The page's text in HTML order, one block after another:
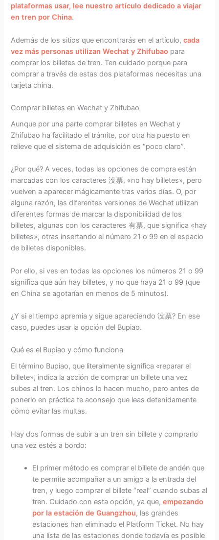
plataformas usar, lee nuestro artículo dedicado a viajar
en tren por China.
Además de los sitios que encontrarás en el artículo,cada
vez más personas utilizan Wechat y Zhifubao para
comprar los billetes de tren. Ten cuidado porque para
comprar a través de estas dos plataformas necesitas una
tarjeta china.
Comprar billetes en Wechat y Zhifubao
Aunque por una parte comprar billetes en Wechat y
Zhifubao ha facilitado el trámite, por otra ha puesto en
relieve que el sistema de adquisición es “poco claro”.
¿Por qué? A veces, todas las opciones de compra están
marcadas con los caracteres 没票, «no hay billetes», pero
vuelven a aparecer mágicamente tras varios días. O, por
alguna razón, las diferentes versiones de Wechat utilizan
diferentes formas de marcar la disponibilidad de los
billetes, algunas con los caracteres 有票, que significa «hay
billetes», otras insertando el número 21 o 99 en el espacio
de billetes disponibles.
Por ello, si ves en todas las opciones los números 21 o 99
significa que aún hay billetes, y no que haya 21 o 99 (que
en China se agotarían en menos de 5 minutos).
¿Y si el tiempo apremia y sigue apareciendo 没票? En ese
caso, puedes usar la opción del Bupiao.
Qué es el Bupiao y cómo funciona
El término Bupiao, que literalmente significa «reparar el
billete», indica la acción de comprar un billete una vez
subes al tren. Los chinos lo hacen mucho, pero antes de
ponerlo en práctica te aconsejo que leas detenidamente
cómo evitar las multas.
Hay dos formas de subir a un tren sin billete y comprarlo
una vez estés a bordo:
El primer método es comprar el billete de andén que
te permite acompañar a un amigo a la entrada del
tren, y luego comprar el billete “real” cuando subas al
tren. Cuidado con esta opción, ya que,empezando
por la estación de Guangzhou, las grandes
estaciones han eliminado el Platform Ticket. No hay
una lista de las estaciones donde todavía es posible